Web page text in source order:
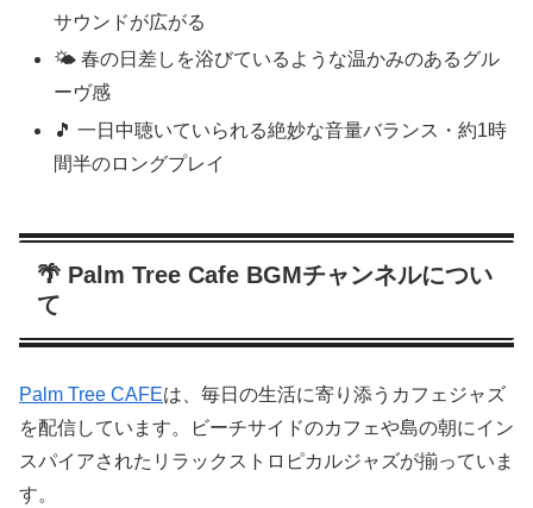
サウンドが広がる
🌤 春の日差しを浴びているような温かみのあるグル
ーヴ感
🎵 一日中聴いていられる絶妙な音量バランス・約1時
間半のロングプレイ
🌴 Palm Tree Cafe BGMチャンネルについ
て
Palm Tree CAFEは、毎日の生活に寄り添うカフェジャズ
を配信しています。ビーチサイドのカフェや島の朝にイン
スパイアされたリラックストロピカルジャズが揃っていま
す。